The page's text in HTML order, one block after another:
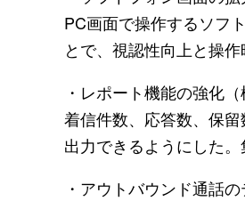
PC画面で操作するソフ
とで、視認性向上と操
・レポート機能の強化（
着信件数、応答数、保
出力できるようにした
・アウトバウンド通話